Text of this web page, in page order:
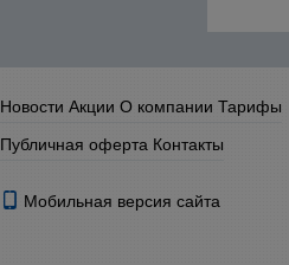
Новости Акции О компании Тарифы
Публичная оферта Контакты
Мобильная версия сайта